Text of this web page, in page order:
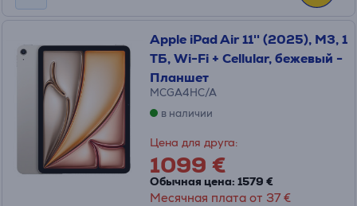
Apple iPad Air 11'' (2025), M3, 1
ТБ, Wi-Fi + Cellular, бежевый -
Планшет
MCGA4HC/A
в наличии
Цена для друга:
1099 €
Обычная цена: 1579 €
Месячная плата от 37 €